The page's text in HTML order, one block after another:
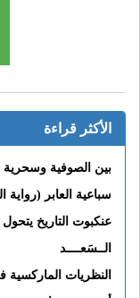
الأكثر قراءة
بين الصوفية وسحرية
سباعية العابر (رواية
عنكبوت التاريخ
الــسَعــــد
النظريات الماركسية